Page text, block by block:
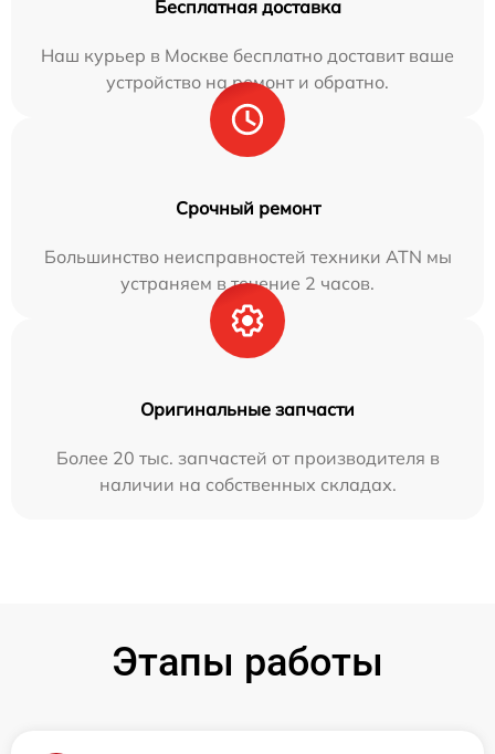
Бесплатная доставка
Наш курьер в Москве бесплатно доставит ваше
устройство на ремонт и обратно.
Срочный ремонт
Большинство неисправностей техники ATN мы
устраняем в течение 2 часов.
Оригинальные запчасти
Более 20 тыс. запчастей от производителя в
наличии на собственных складах.
Этапы работы